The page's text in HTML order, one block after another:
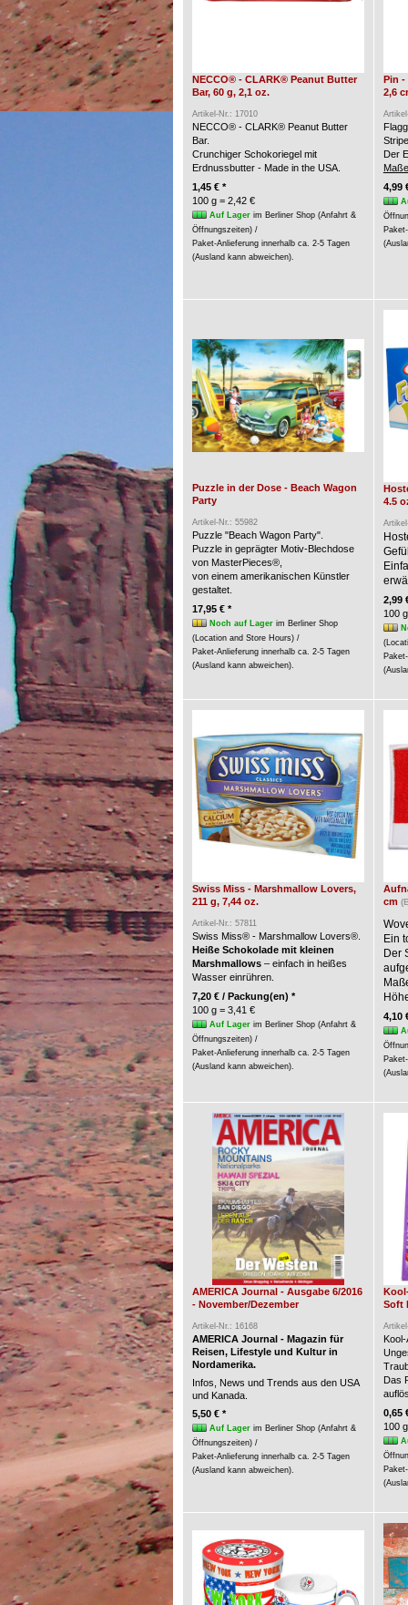
NECCO® - CLARK® Peanut Butter
Bar, 60 g, 2,1 oz.
Artikel-Nr.: 17010
NECCO® - CLARK® Peanut Butter
Bar.
Crunchiger Schokoriegel mit
Erdnussbutter - Made in the USA.
1,45 € *
100 g = 2,42 €
Auf Lagerim Berliner Shop (Anfahrt &
Öffnungszeiten) /
Paket-Anlieferung innerhalb ca. 2-5 Tagen
(Ausland kann abweichen).
Pin -
2,6
Der
4,99
Puzzle in der Dose - Beach Wagon
Party
Artikel-Nr.: 55982
Puzzle "Beach Wagon Party".
Puzzle in geprägter Motiv-Blechdose
von MasterPieces®,
von einem amerikanischen Künstler
gestaltet.
17,95 € *
Noch auf Lagerim Berliner Shop
(Location and Store Hours) /
Paket-Anlieferung innerhalb ca. 2-5 Tagen
(Ausland kann abweichen).
4.5
2,99
100
Swiss Miss - Marshmallow Lovers,
211 g, 7,44 oz.
Artikel-Nr.: 57811
Swiss Miss® - Marshmallow Lovers®.
Heiße Schokolade mit kleinen
Marshmallows– einfach in heißes
Wasser einrühren.
7,20 € / Packung(en) *
100 g = 3,41 €
Auf Lagerim Berliner Shop (Anfahrt &
Öffnungszeiten) /
Paket-Anlieferung innerhalb ca. 2-5 Tagen
(Ausland kann abweichen).
cm
Ein
Der
4,10
AMERICA Journal - Ausgabe 6/2016
- November/Dezember
Artikel-Nr.: 16168
AMERICA Journal - Magazin für
Reisen, Lifestyle und Kultur in
Nordamerika.
Infos, News und Trends aus den USA
und Kanada.
5,50 € *
Auf Lagerim Berliner Shop (Anfahrt &
Öffnungszeiten) /
Paket-Anlieferung innerhalb ca. 2-5 Tagen
(Ausland kann abweichen).
Soft
Das
0,65
100